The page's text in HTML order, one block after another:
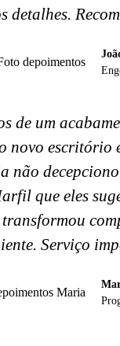
detalhes.
de um
novo escritório
não
que eles
Serviço